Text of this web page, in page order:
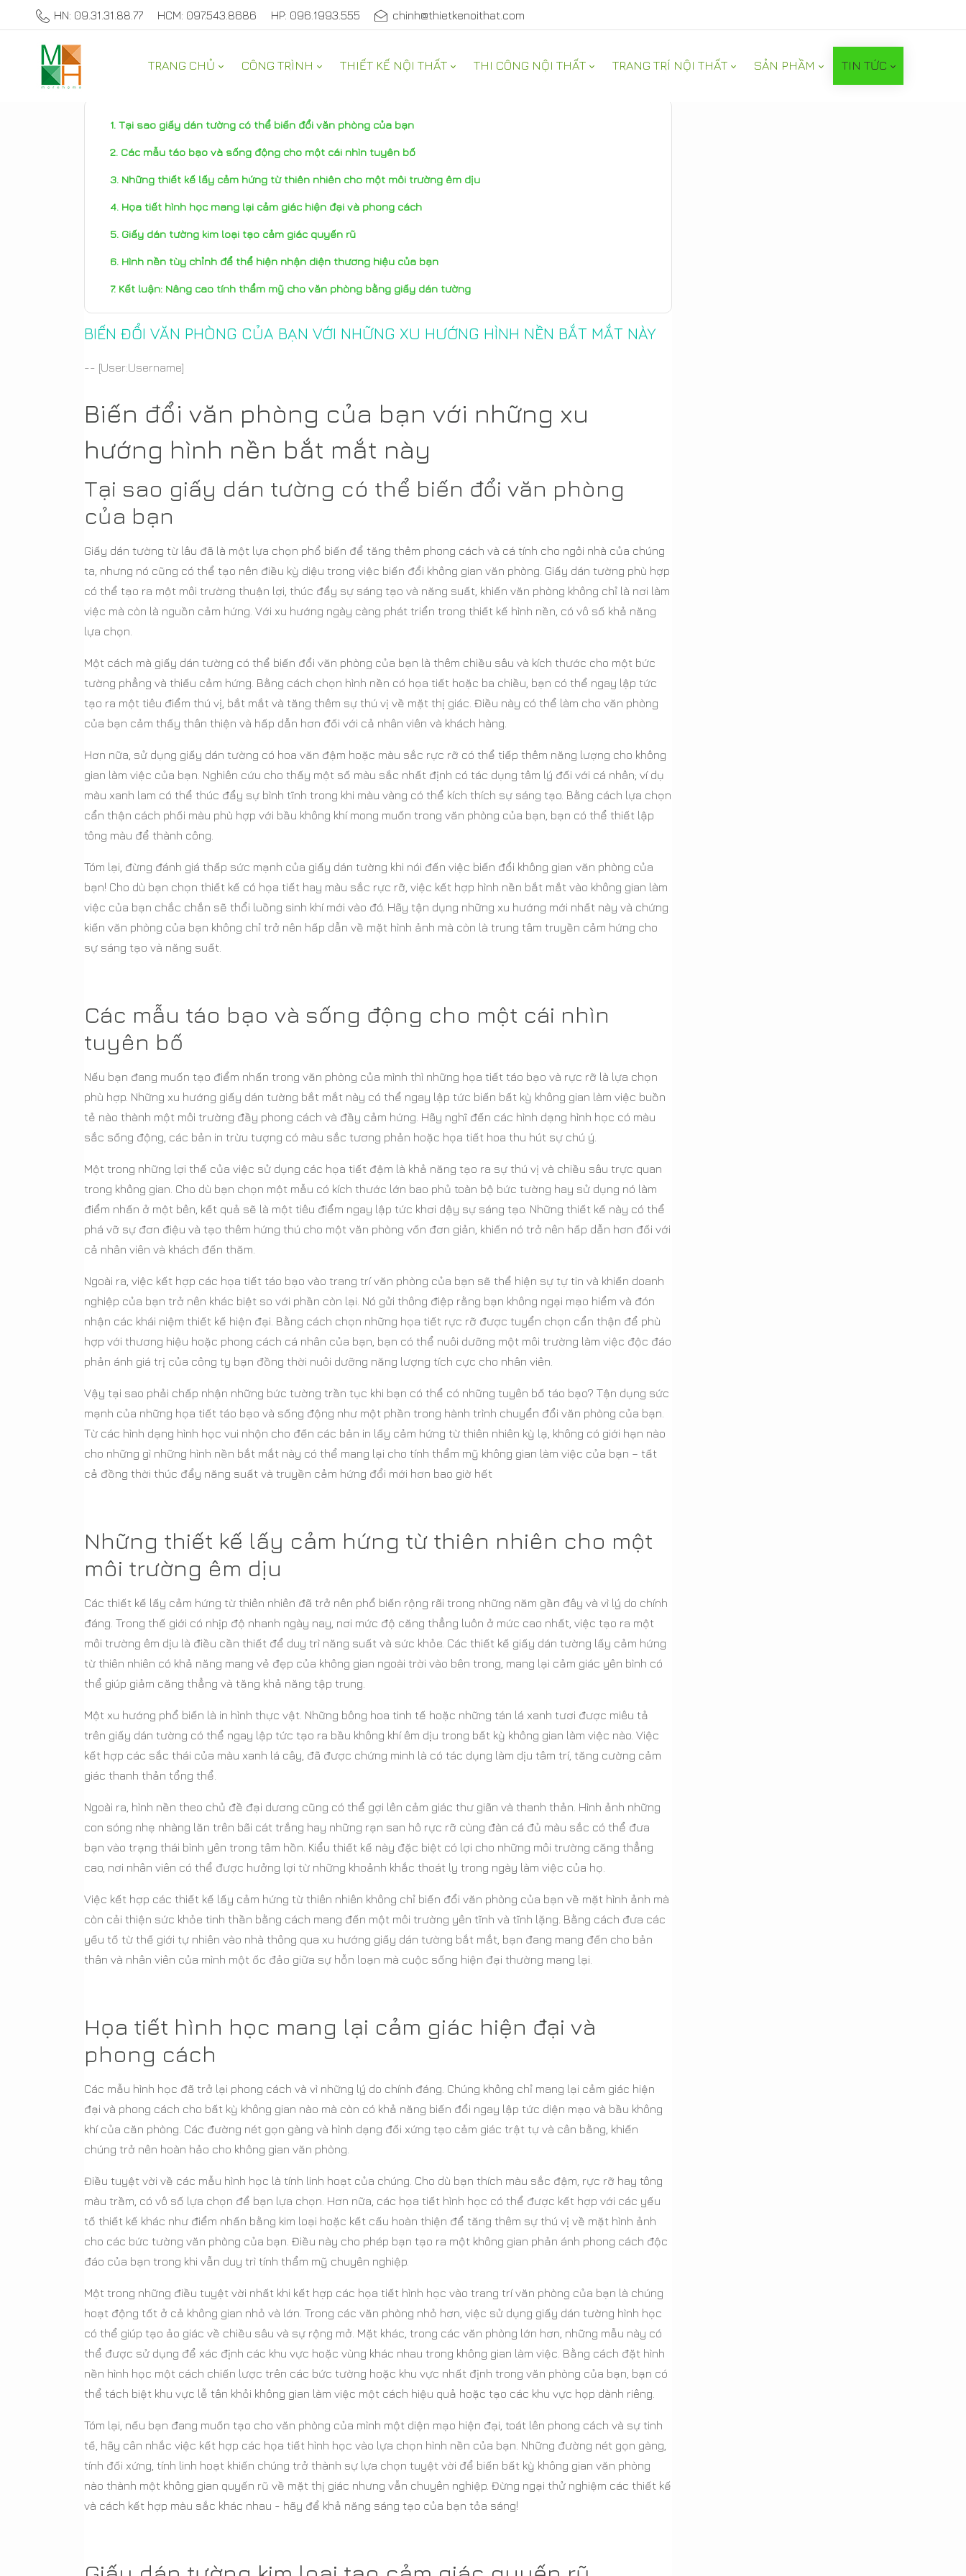
HN: 09.31.31.88.77 HCM: 097.543.8686 HP: 096.1993.555 chinh@thietkenoithat.com
TRANG CHỦ CÔNG TRÌNH THIẾT KẾ NỘI THẤT THI CÔNG NỘI THẤT TRANG TRÍ NỘI THẤT SẢN PHẦM TIN TỨC
THAM KHẢO
Tại sao giấy dán tường có thể biến đổi văn phòng của bạn
Các mẫu táo bạo và sống động cho một cái nhìn tuyên bố
Những thiết kế lấy cảm hứng từ thiên nhiên cho một môi trường êm dịu
Họa tiết hình học mang lại cảm giác hiện đại và phong cách
Giấy dán tường kim loại tạo cảm giác quyến rũ
Hình nền tùy chỉnh để thể hiện nhận diện thương hiệu của bạn
Kết luận: Nâng cao tính thẩm mỹ cho văn phòng bằng giấy dán tường
BIẾN ĐỔI VĂN PHÒNG CỦA BẠN VỚI NHỮNG XU HƯỚNG HÌNH NỀN BẮT MẮT NÀY
-- [User:Username]
Biến đổi văn phòng của bạn với những xu
hướng hình nền bắt mắt này
Tại sao giấy dán tường có thể biến đổi văn phòng
của bạn
Giấy dán tường từ lâu đã là một lựa chọn phổ biến để tăng thêm phong cách và cá tính cho ngôi nhà của chúng
ta, nhưng nó cũng có thể tạo nên điều kỳ diệu trong việc biến đổi không gian văn phòng. Giấy dán tường phù hợp
có thể tạo ra một môi trường thuận lợi, thúc đẩy sự sáng tạo và năng suất, khiến văn phòng không chỉ là nơi làm
việc mà còn là nguồn cảm hứng. Với xu hướng ngày càng phát triển trong thiết kế hình nền, có vô số khả năng
lựa chọn.
Một cách mà giấy dán tường có thể biến đổi văn phòng của bạn là thêm chiều sâu và kích thước cho một bức
tường phẳng và thiếu cảm hứng. Bằng cách chọn hình nền có họa tiết hoặc ba chiều, bạn có thể ngay lập tức
tạo ra một tiêu điểm thú vị, bắt mắt và tăng thêm sự thú vị về mặt thị giác. Điều này có thể làm cho văn phòng
của bạn cảm thấy thân thiện và hấp dẫn hơn đối với cả nhân viên và khách hàng.
Hơn nữa, sử dụng giấy dán tường có hoa văn đậm hoặc màu sắc rực rỡ có thể tiếp thêm năng lượng cho không
gian làm việc của bạn. Nghiên cứu cho thấy một số màu sắc nhất định có tác dụng tâm lý đối với cá nhân; ví dụ
màu xanh lam có thể thúc đẩy sự bình tĩnh trong khi màu vàng có thể kích thích sự sáng tạo. Bằng cách lựa chọn
cẩn thận cách phối màu phù hợp với bầu không khí mong muốn trong văn phòng của bạn, bạn có thể thiết lập
tông màu để thành công.
Tóm lại, đừng đánh giá thấp sức mạnh của giấy dán tường khi nói đến việc biến đổi không gian văn phòng của
bạn! Cho dù bạn chọn thiết kế có họa tiết hay màu sắc rực rỡ, việc kết hợp hình nền bắt mắt vào không gian làm
việc của bạn chắc chắn sẽ thổi luồng sinh khí mới vào đó. Hãy tận dụng những xu hướng mới nhất này và chứng
kiến văn phòng của bạn không chỉ trở nên hấp dẫn về mặt hình ảnh mà còn là trung tâm truyền cảm hứng cho
sự sáng tạo và năng suất.
Các mẫu táo bạo và sống động cho một cái nhìn
tuyên bố
Nếu bạn đang muốn tạo điểm nhấn trong văn phòng của mình thì những họa tiết táo bạo và rực rỡ là lựa chọn
phù hợp. Những xu hướng giấy dán tường bắt mắt này có thể ngay lập tức biến bất kỳ không gian làm việc buồn
tẻ nào thành một môi trường đầy phong cách và đầy cảm hứng. Hãy nghĩ đến các hình dạng hình học có màu
sắc sống động, các bản in trừu tượng có màu sắc tương phản hoặc họa tiết hoa thu hút sự chú ý.
Một trong những lợi thế của việc sử dụng các họa tiết đậm là khả năng tạo ra sự thú vị và chiều sâu trực quan
trong không gian. Cho dù bạn chọn một mẫu có kích thước lớn bao phủ toàn bộ bức tường hay sử dụng nó làm
điểm nhấn ở một bên, kết quả sẽ là một tiêu điểm ngay lập tức khơi dậy sự sáng tạo. Những thiết kế này có thể
phá vỡ sự đơn điệu và tạo thêm hứng thú cho một văn phòng vốn đơn giản, khiến nó trở nên hấp dẫn hơn đối với
cả nhân viên và khách đến thăm.
Ngoài ra, việc kết hợp các họa tiết táo bạo vào trang trí văn phòng của bạn sẽ thể hiện sự tự tin và khiến doanh
nghiệp của bạn trở nên khác biệt so với phần còn lại. Nó gửi thông điệp rằng bạn không ngại mạo hiểm và đón
nhận các khái niệm thiết kế hiện đại. Bằng cách chọn những họa tiết rực rỡ được tuyển chọn cẩn thận để phù
hợp với thương hiệu hoặc phong cách cá nhân của bạn, bạn có thể nuôi dưỡng một môi trường làm việc độc đáo
phản ánh giá trị của công ty bạn đồng thời nuôi dưỡng năng lượng tích cực cho nhân viên.
Vậy tại sao phải chấp nhận những bức tường trần tục khi bạn có thể có những tuyên bố táo bạo? Tận dụng sức
mạnh của những họa tiết táo bạo và sống động như một phần trong hành trình chuyển đổi văn phòng của bạn.
Từ các hình dạng hình học vui nhộn cho đến các bản in lấy cảm hứng từ thiên nhiên kỳ lạ, không có giới hạn nào
cho những gì những hình nền bắt mắt này có thể mang lại cho tính thẩm mỹ không gian làm việc của bạn – tất
cả đồng thời thúc đẩy năng suất và truyền cảm hứng đổi mới hơn bao giờ hết
Những thiết kế lấy cảm hứng từ thiên nhiên cho một
môi trường êm dịu
Các thiết kế lấy cảm hứng từ thiên nhiên đã trở nên phổ biến rộng rãi trong những năm gần đây và vì lý do chính
đáng. Trong thế giới có nhịp độ nhanh ngày nay, nơi mức độ căng thẳng luôn ở mức cao nhất, việc tạo ra một
môi trường êm dịu là điều cần thiết để duy trì năng suất và sức khỏe. Các thiết kế giấy dán tường lấy cảm hứng
từ thiên nhiên có khả năng mang vẻ đẹp của không gian ngoài trời vào bên trong, mang lại cảm giác yên bình có
thể giúp giảm căng thẳng và tăng khả năng tập trung.
Một xu hướng phổ biến là in hình thực vật. Những bông hoa tinh tế hoặc những tán lá xanh tươi được miêu tả
trên giấy dán tường có thể ngay lập tức tạo ra bầu không khí êm dịu trong bất kỳ không gian làm việc nào. Việc
kết hợp các sắc thái của màu xanh lá cây, đã được chứng minh là có tác dụng làm dịu tâm trí, tăng cường cảm
giác thanh thản tổng thể.
Ngoài ra, hình nền theo chủ đề đại dương cũng có thể gợi lên cảm giác thư giãn và thanh thản. Hình ảnh những
con sóng nhẹ nhàng lăn trên bãi cát trắng hay những rạn san hô rực rỡ cùng đàn cá đủ màu sắc có thể đưa
bạn vào trạng thái bình yên trong tâm hồn. Kiểu thiết kế này đặc biệt có lợi cho những môi trường căng thẳng
cao, nơi nhân viên có thể được hưởng lợi từ những khoảnh khắc thoát ly trong ngày làm việc của họ.
Việc kết hợp các thiết kế lấy cảm hứng từ thiên nhiên không chỉ biến đổi văn phòng của bạn về mặt hình ảnh mà
còn cải thiện sức khỏe tinh thần bằng cách mang đến một môi trường yên tĩnh và tĩnh lặng. Bằng cách đưa các
yếu tố từ thế giới tự nhiên vào nhà thông qua xu hướng giấy dán tường bắt mắt, bạn đang mang đến cho bản
thân và nhân viên của mình một ốc đảo giữa sự hỗn loạn mà cuộc sống hiện đại thường mang lại.
Họa tiết hình học mang lại cảm giác hiện đại và
phong cách
Các mẫu hình học đã trở lại phong cách và vì những lý do chính đáng. Chúng không chỉ mang lại cảm giác hiện
đại và phong cách cho bất kỳ không gian nào mà còn có khả năng biến đổi ngay lập tức diện mạo và bầu không
khí của căn phòng. Các đường nét gọn gàng và hình dạng đối xứng tạo cảm giác trật tự và cân bằng, khiến
chúng trở nên hoàn hảo cho không gian văn phòng.
Điều tuyệt vời về các mẫu hình học là tính linh hoạt của chúng. Cho dù bạn thích màu sắc đậm, rực rỡ hay tông
màu trầm, có vô số lựa chọn để bạn lựa chọn. Hơn nữa, các họa tiết hình học có thể được kết hợp với các yếu
tố thiết kế khác như điểm nhấn bằng kim loại hoặc kết cấu hoàn thiện để tăng thêm sự thú vị về mặt hình ảnh
cho các bức tường văn phòng của bạn. Điều này cho phép bạn tạo ra một không gian phản ánh phong cách độc
đáo của bạn trong khi vẫn duy trì tính thẩm mỹ chuyên nghiệp.
Một trong những điều tuyệt vời nhất khi kết hợp các họa tiết hình học vào trang trí văn phòng của bạn là chúng
hoạt động tốt ở cả không gian nhỏ và lớn. Trong các văn phòng nhỏ hơn, việc sử dụng giấy dán tường hình học
có thể giúp tạo ảo giác về chiều sâu và sự rộng mở. Mặt khác, trong các văn phòng lớn hơn, những mẫu này có
thể được sử dụng để xác định các khu vực hoặc vùng khác nhau trong không gian làm việc. Bằng cách đặt hình
nền hình học một cách chiến lược trên các bức tường hoặc khu vực nhất định trong văn phòng của bạn, bạn có
thể tách biệt khu vực lễ tân khỏi không gian làm việc một cách hiệu quả hoặc tạo các khu vực họp dành riêng.
Tóm lại, nếu bạn đang muốn tạo cho văn phòng của mình một diện mạo hiện đại, toát lên phong cách và sự tinh
tế, hãy cân nhắc việc kết hợp các họa tiết hình học vào lựa chọn hình nền của bạn. Những đường nét gọn gàng,
tính đối xứng, tính linh hoạt khiến chúng trở thành sự lựa chọn tuyệt vời để biến bất kỳ không gian văn phòng
nào thành một không gian quyến rũ về mặt thị giác nhưng vẫn chuyên nghiệp. Đừng ngại thử nghiệm các thiết kế
và cách kết hợp màu sắc khác nhau - hãy để khả năng sáng tạo của bạn tỏa sáng!